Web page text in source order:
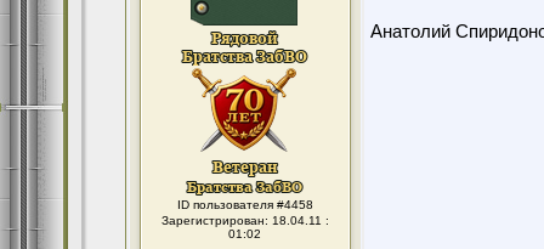
ID пользователя #4458
Зарегистрирован: 18.04.11 :
01:02
Анатолий